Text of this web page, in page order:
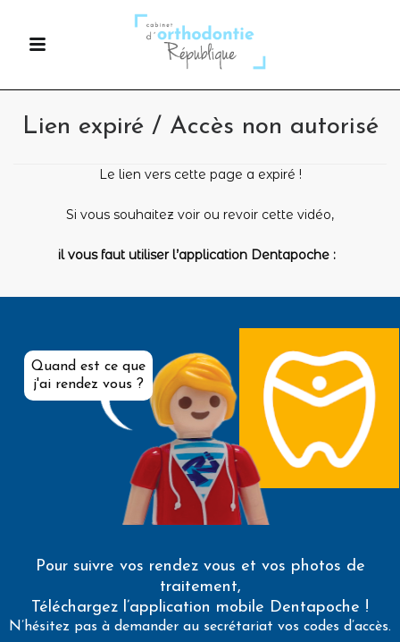
Lien expiré / Accès non autorisé
Le lien vers cette page a expiré !
Si vous souhaitez voir ou revoir cette vidéo,
il vous faut utiliser l’application Dentapoche :
Quand est ce que
j'ai rendez vous ?
Pour suivre vos rendez vous et vos photos de
traitement,
Téléchargez l’application mobile Dentapoche !
N’hésitez pas à demander au secrétariat vos codes d’accès.